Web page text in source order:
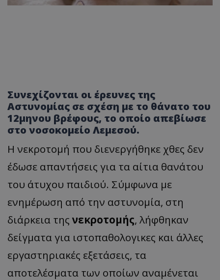
Συνεχίζονται οι έρευνες της
Αστυνομίας σε σχέση με το θάνατο του
12μηνου βρέφους, το οποίο απεβίωσε
στο νοσοκομείο Λεμεσού.
Η νεκροτομή που διενεργήθηκε χθες δεν
έδωσε απαντήσεις για τα αίτια θανάτου
του άτυχου παιδιού. Σύμφωνα με
ενημέρωση από την αστυνομία, στη
διάρκεια τηςνεκροτομής, λήφθηκαν
δείγματα για ιστοπαθολογικες και άλλες
εργαστηριακές εξετάσεις, τα
αποτελέσματα των οποίων αναμένεται